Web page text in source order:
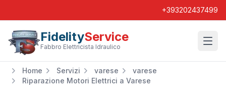
+393202437499
FidelityService
Fabbro Elettricista Idraulico
Home Servizi varese
varese
Riparazione Motori Elettrici a Varese